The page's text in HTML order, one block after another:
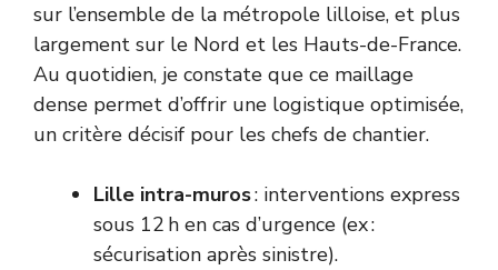
sur l’ensemble de la métropole lilloise, et plus
largement sur le Nord et les Hauts-de-France.
Au quotidien, je constate que ce maillage
dense permet d’offrir une logistique optimisée,
un critère décisif pour les chefs de chantier.
Lille intra-muros: interventions express
sous 12 h en cas d’urgence (ex :
sécurisation après sinistre).